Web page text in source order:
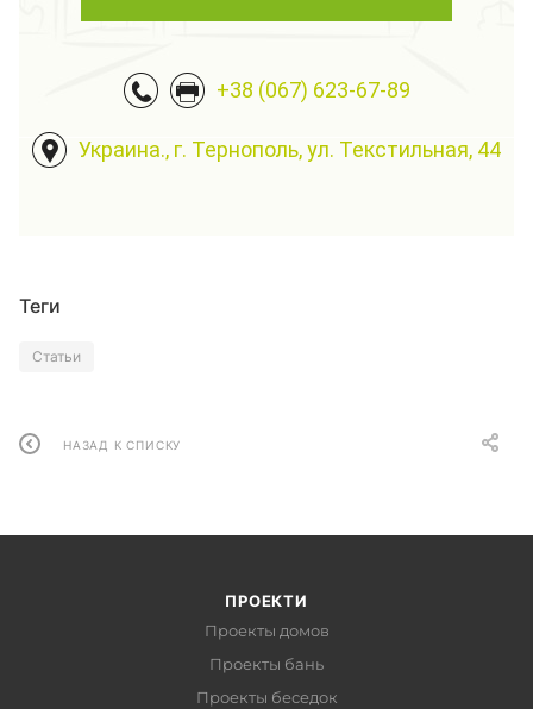
+38 (067) 623-67-89
Украина., г. Тернополь, ул. Текстильная, 44
Теги
Статьи
НАЗАД К СПИСКУ
ПРОЕКТИ
Проекты домов
Проекты бань
Проекты беседок